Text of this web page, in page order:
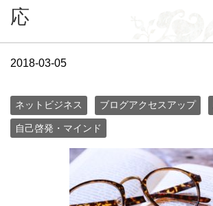
応
2018-03-05
ネットビジネス ブログアクセスアップ
自己啓発・マインド